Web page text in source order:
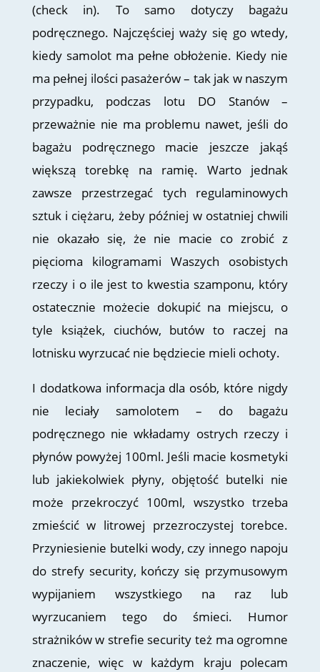
(check in). To samo dotyczy bagażu
podręcznego. Najczęściej waży się go wtedy,
kiedy samolot ma pełne obłożenie. Kiedy nie
ma pełnej ilości pasażerów – tak jak w naszym
przypadku, podczas lotu DO Stanów –
przeważnie nie ma problemu nawet, jeśli do
bagażu podręcznego macie jeszcze jakąś
większą torebkę na ramię. Warto jednak
zawsze przestrzegać tych regulaminowych
sztuk i ciężaru, żeby później w ostatniej chwili
nie okazało się, że nie macie co zrobić z
pięcioma kilogramami Waszych osobistych
rzeczy i o ile jest to kwestia szamponu, który
ostatecznie możecie dokupić na miejscu, o
tyle książek, ciuchów, butów to raczej na
lotnisku wyrzucać nie będziecie mieli ochoty.
I dodatkowa informacja dla osób, które nigdy
nie leciały samolotem – do bagażu
podręcznego nie wkładamy ostrych rzeczy i
płynów powyżej 100ml. Jeśli macie kosmetyki
lub jakiekolwiek płyny, objętość butelki nie
może przekroczyć 100ml, wszystko trzeba
zmieścić w litrowej przezroczystej torebce.
Przyniesienie butelki wody, czy innego napoju
do strefy security, kończy się przymusowym
wypijaniem wszystkiego na raz lub
wyrzucaniem tego do śmieci. Humor
strażników w strefie security też ma ogromne
znaczenie, więc w każdym kraju polecam